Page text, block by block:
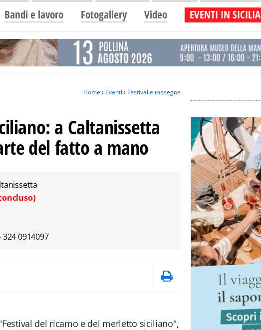
Bandi e lavoro Fotogallery Video EVENTI IN SICILIA
Home› Eventi › Festival e rassegne
a Caltanissetta
del fatto a mano
0914097
del ricamo e del merletto siciliano",